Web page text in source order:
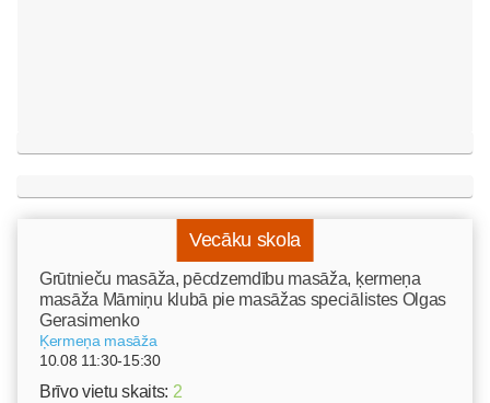
Vecāku skola
Grūtnieču masāža, pēcdzemdību masāža, ķermeņa
masāža Māmiņu klubā pie masāžas speciālistes Olgas
Gerasimenko
Ķermeņa masāža
10.08 11:30-15:30
Brīvo vietu skaits: 2